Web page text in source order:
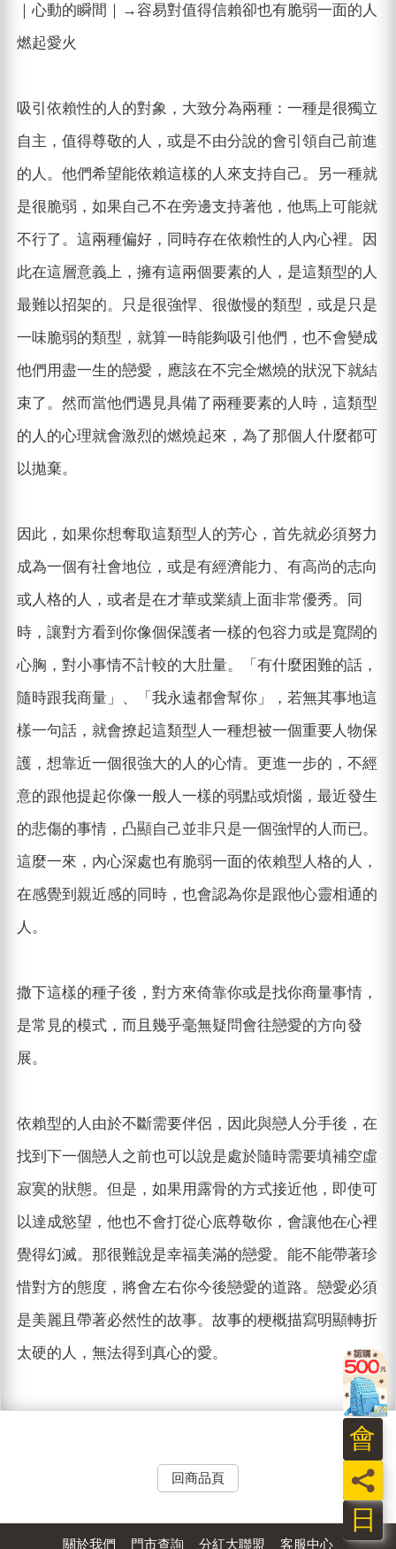
｜心動的瞬間｜→容易對值得信賴卻也有脆弱一面的人
燃起愛火
吸引依賴性的人的對象，大致分為兩種：一種是很獨立
自主，值得尊敬的人，或是不由分說的會引領自己前進
的人。他們希望能依賴這樣的人來支持自己。另一種就
是很脆弱，如果自己不在旁邊支持著他，他馬上可能就
不行了。這兩種偏好，同時存在依賴性的人內心裡。因
此在這層意義上，擁有這兩個要素的人，是這類型的人
最難以招架的。只是很強悍、很傲慢的類型，或是只是
一味脆弱的類型，就算一時能夠吸引他們，也不會變成
他們用盡一生的戀愛，應該在不完全燃燒的狀況下就結
束了。然而當他們遇見具備了兩種要素的人時，這類型
的人的心理就會激烈的燃燒起來，為了那個人什麼都可
以拋棄。
因此，如果你想奪取這類型人的芳心，首先就必須努力
成為一個有社會地位，或是有經濟能力、有高尚的志向
或人格的人，或者是在才華或業績上面非常優秀。同
時，讓對方看到你像個保護者一樣的包容力或是寬闊的
心胸，對小事情不計較的大肚量。「有什麼困難的話，
隨時跟我商量」、「我永遠都會幫你」，若無其事地這
樣一句話，就會撩起這類型人一種想被一個重要人物保
護，想靠近一個很強大的人的心情。更進一步的，不經
意的跟他提起你像一般人一樣的弱點或煩惱，最近發生
的悲傷的事情，凸顯自己並非只是一個強悍的人而已。
這麼一來，內心深處也有脆弱一面的依賴型人格的人，
在感覺到親近感的同時，也會認為你是跟他心靈相通的
人。
撒下這樣的種子後，對方來倚靠你或是找你商量事情，
是常見的模式，而且幾乎毫無疑問會往戀愛的方向發
展。
依賴型的人由於不斷需要伴侶，因此與戀人分手後，在
找到下一個戀人之前也可以說是處於隨時需要填補空虛
寂寞的狀態。但是，如果用露骨的方式接近他，即使可
以達成慾望，他也不會打從心底尊敬你，會讓他在心裡
覺得幻滅。那很難說是幸福美滿的戀愛。能不能帶著珍
惜對方的態度，將會左右你今後戀愛的道路。戀愛必須
是美麗且帶著必然性的故事。故事的梗概描寫明顯轉折
太硬的人，無法得到真心的愛。
回商品頁
日
員
會
關於我們 門市查詢 分紅大聯盟 客服中心